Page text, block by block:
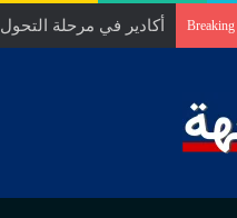
السيد الحسين مخلص…